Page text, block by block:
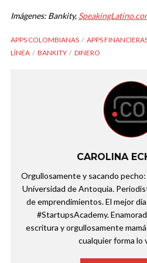
Imágenes: Bankity,
APPS COLOMBIANAS APPS
LÍNEA
BANKITY DINERO
CAROLINA
Orgullosamente y sacando
Universidad de Antoquia.
de emprendimientos. El mejor
#StartupsAcademy.
escritura y orgullosamente
cualquier forma lo